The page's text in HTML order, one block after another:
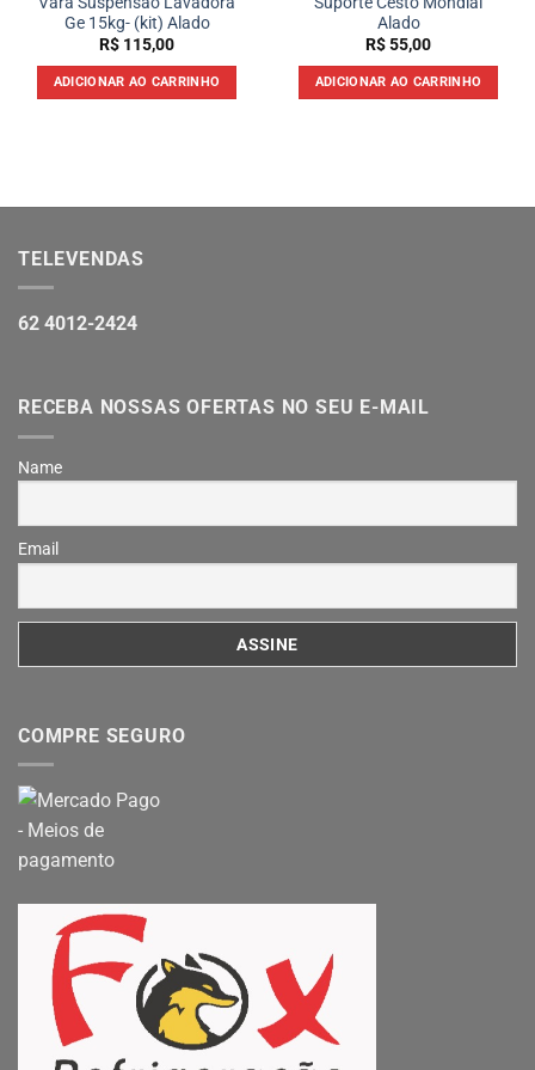
Ge 15kg- (kit) Alado
R$ 115,00
ADICIONAR AO CARRINHO
Alado
R$55,00
ADICIONAR AO CARRINHO
TELEVENDAS
62 4012-2424
RECEBA NOSSAS OFERTAS NO SEU E-MAIL
Name
Email
COMPRE SEGURO